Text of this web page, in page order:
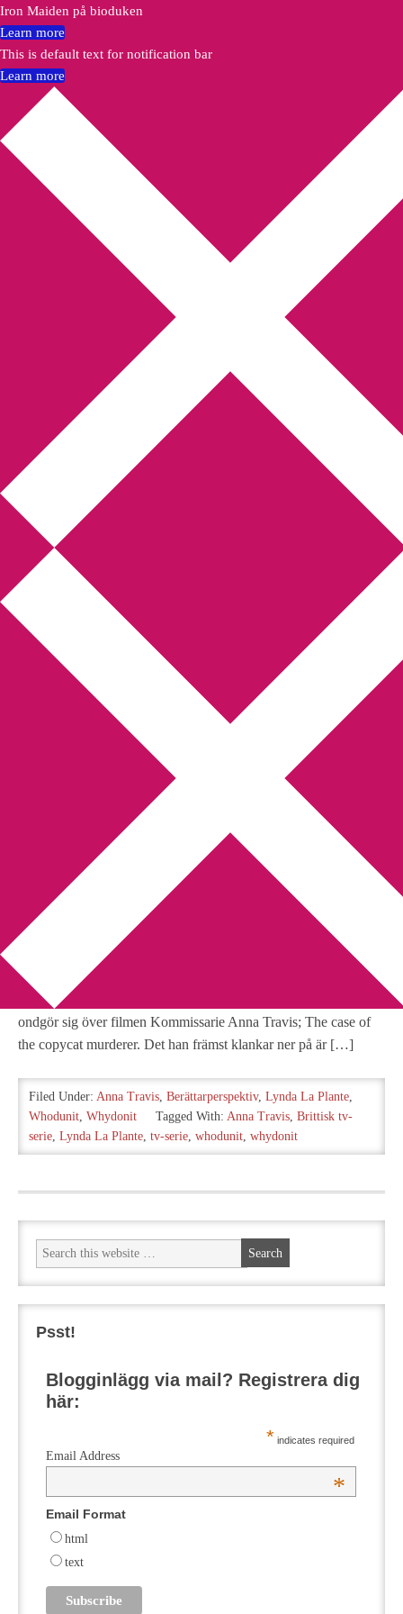
Annikas litteratur-
och kulturblogg
Deckare, kriminalromaner, thrillers
Hem Författarfemman
Webbshop Amazon
Bokbloggsjerka Bloggmaraton
Kriminalroman Min tv-blogg
You are here: Archives for Whodunit
Whodunit vs Whydonit
byAnnika
Jag läste en intressant artikel på allehanda.se där Egon Sundlöv
ondgör sig över filmen Kommissarie Anna Travis; The case of
the copycat murderer. Det han främst klankar ner på är […]
Filed Under: Anna Travis, Berättarperspektiv, Lynda La Plante,
Whodunit, Whydonit Tagged With: Anna Travis, Brittisk tv-
serie, Lynda La Plante, tv-serie, whodunit, whydonit
Psst!
Blogginlägg via mail? Registrera dig
här:
* indicates required
Email Address
*
Email Format
html
text
Iron Maiden på bioduken
Learn more
This is default text for notification bar
Learn more